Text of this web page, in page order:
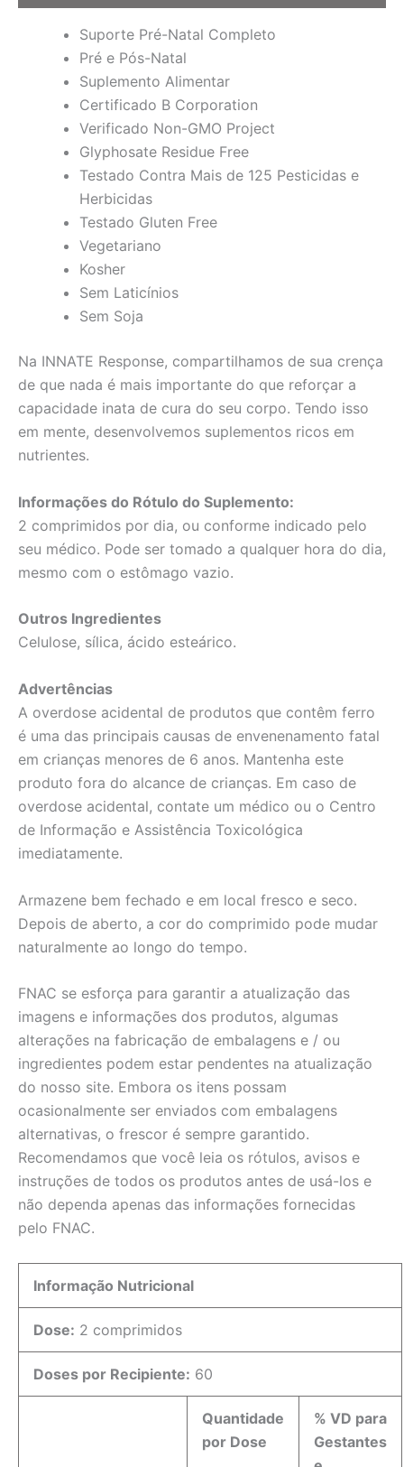
Suporte Pré-Natal Completo
Pré e Pós-Natal
Suplemento Alimentar
Certificado B Corporation
Verificado Non-GMO Project
Glyphosate Residue Free
Testado Contra Mais de 125 Pesticidas e
Herbicidas
Testado Gluten Free
Vegetariano
Kosher
Sem Laticínios
Sem Soja
Na INNATE Response, compartilhamos de sua crença
de que nada é mais importante do que reforçar a
capacidade inata de cura do seu corpo. Tendo isso
em mente, desenvolvemos suplementos ricos em
nutrientes.
Informações do Rótulo do Suplemento:
2 comprimidos por dia, ou conforme indicado pelo
seu médico. Pode ser tomado a qualquer hora do dia,
mesmo com o estômago vazio.
Outros Ingredientes
Celulose, sílica, ácido esteárico.
Advertências
A overdose acidental de produtos que contêm ferro
é uma das principais causas de envenenamento fatal
em crianças menores de 6 anos. Mantenha este
produto fora do alcance de crianças. Em caso de
overdose acidental, contate um médico ou o Centro
de Informação e Assistência Toxicológica
imediatamente.
Armazene bem fechado e em local fresco e seco.
Depois de aberto, a cor do comprimido pode mudar
naturalmente ao longo do tempo.
FNAC se esforça para garantir a atualização das
imagens e informações dos produtos, algumas
alterações na fabricação de embalagens e / ou
ingredientes podem estar pendentes na atualização
do nosso site. Embora os itens possam
ocasionalmente ser enviados com embalagens
alternativas, o frescor é sempre garantido.
Recomendamos que você leia os rótulos, avisos e
instruções de todos os produtos antes de usá-los e
não dependa apenas das informações fornecidas
pelo FNAC.
Informação Nutricional
Dose: 2 comprimidos
Doses por Recipiente: 60
Quantidade
por Dose
% VD para
Gestantes